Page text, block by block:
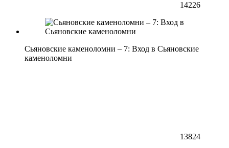
14226
Сьяновские каменоломни – 7: Вход в Сьяновские
каменоломни
13824